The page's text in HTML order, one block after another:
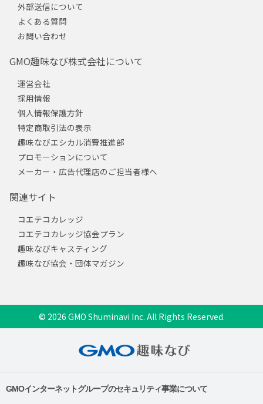
外部送信について
よくある質問
お問い合わせ
GMO趣味なび株式会社について
運営会社
採用情報
個人情報保護方針
特定商取引法の表示
趣味なびエシカル消費推進部
プロモーションについて
メーカー・広告代理店のご担当者様へ
関連サイト
コエテコカレッジ
コエテコカレッジ協会プラン
趣味なびキャスティング
趣味なび協会・団体マガジン
© 2026 GMO Shuminavi Inc. All Rights Reserved.